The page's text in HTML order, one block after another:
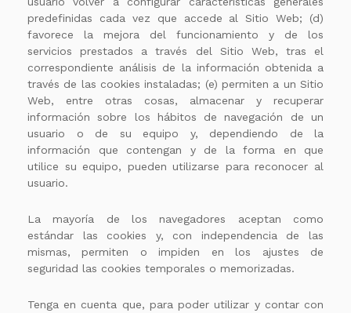
predefinidas cada vez que accede al Sitio Web; (d)
favorece la mejora del funcionamiento y de los
servicios prestados a través del Sitio Web, tras el
correspondiente análisis de la información obtenida a
través de las cookies instaladas; (e) permiten a un Sitio
Web, entre otras cosas, almacenar y recuperar
información sobre los hábitos de navegación de un
usuario o de su equipo y, dependiendo de la
información que contengan y de la forma en que
utilice su equipo, pueden utilizarse para reconocer al
usuario.
La mayoría de los navegadores aceptan como
estándar las cookies y, con independencia de las
mismas, permiten o impiden en los ajustes de
seguridad las cookies temporales o memorizadas.
Tenga en cuenta que, para poder utilizar y contar con